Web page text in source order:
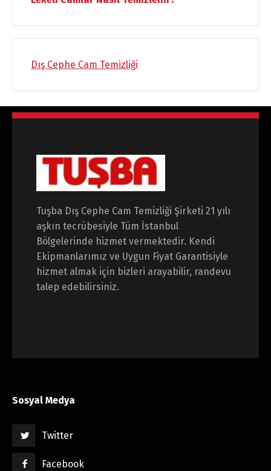
Dış Cephe Cam Temizliği
Tuşba Dış Cephe Cam Temizliği Şirketi 21 yılı
aşkın tecrübesiyle Tüm İstanbul
Bölgelerinde hizmet vermektedir. Kendi
Ekipmanlarımız ve Uygun Fiyat Garantisiyle
hizmet almak için bizleri arayabilir, randevu
talep edebilirsiniz.
Sosyal Medya
Twitter
Facebook